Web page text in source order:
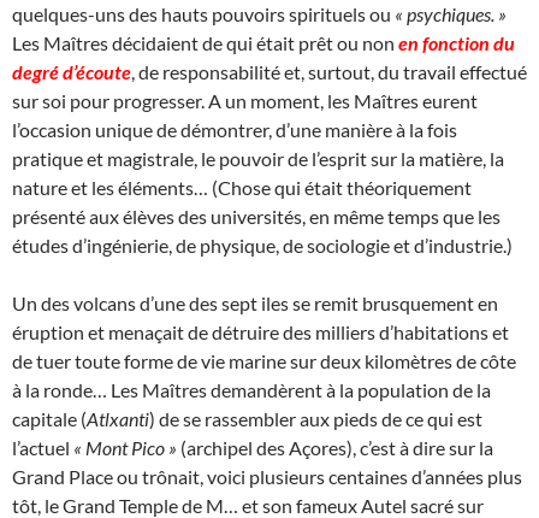
quelques-uns des hauts pouvoirs spirituels ou « psychiques. »
Les Maîtres décidaient de qui était prêt ou non en fonction du
degré d’écoute , de responsabilité et, surtout, du travail effectué
sur soi pour progresser. A un moment, les Maîtres eurent
l’occasion unique de démontrer, d’une manière à la fois
pratique et magistrale, le pouvoir de l’esprit sur la matière, la
nature et les éléments… (Chose qui était théoriquement
présenté aux élèves des universités, en même temps que les
études d’ingénierie, de physique, de sociologie et d’industrie.)
Un des volcans d’une des sept iles se remit brusquement en
éruption et menaçait de détruire des milliers d’habitations et
de tuer toute forme de vie marine sur deux kilomètres de côte
à la ronde… Les Maîtres demandèrent à la population de la
capitale (Atlxanti) de se rassembler aux pieds de ce qui est
l’actuel « Mont Pico » (archipel des Açores), c’est à dire sur la
Grand Place ou trônait, voici plusieurs centaines d’années plus
tôt, le Grand Temple de M… et son fameux Autel sacré sur